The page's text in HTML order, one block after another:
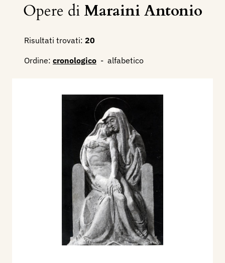
Opere diMaraini Antonio
Risultati trovati: 20
Ordine: cronologico - alfabetico